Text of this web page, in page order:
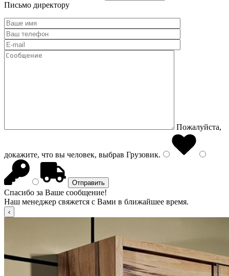
Письмо директору
Пожалуйста,
докажите, что вы человек, выбрав Грузовик.
Спасибо за Ваше сообщение!
Наш менеджер свяжется с Вами в ближайшее время.